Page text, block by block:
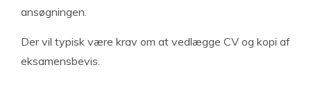
ansøgningen.
Der vil typisk være krav om at vedlægge CV og kopi af
eksamensbevis.